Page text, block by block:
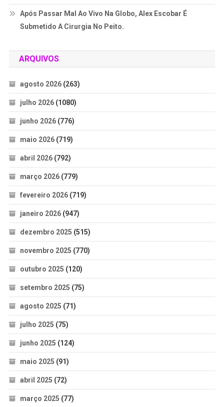
Após Passar Mal Ao Vivo Na Globo, Alex Escobar É
Submetido A Cirurgia No Peito.
ARQUIVOS
agosto 2026(263)
julho 2026(1080)
junho 2026(776)
maio 2026(719)
abril 2026(792)
março 2026(779)
fevereiro 2026(719)
janeiro 2026(947)
dezembro 2025 (515)
novembro 2025 (770)
outubro 2025 (120)
setembro 2025 (75)
agosto 2025 (71)
julho 2025 (75)
junho 2025 (124)
maio 2025 (91)
abril 2025 (72)
março 2025 (77)